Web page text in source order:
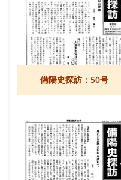
備陽史探訪：50号